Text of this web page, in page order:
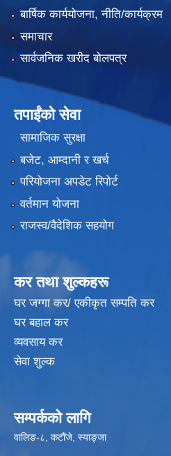
बार्षिक कार्ययोजना, नीति/कार्यक्रम
समाचार
सार्वजनिक खरीद बोलपत्र
तपाईंको सेवा
सामाजिक सुरक्षा
बजेट, आम्दानी र खर्च
परियोजना अपडेट रिपोर्ट
वर्तमान योजना
राजस्व/वैदेशिक सहयोग
कर तथा शुल्कहरू
घर जग्गा कर/ एकीकृत सम्पति कर
घर बहाल कर
व्यवसाय कर
सेवा शुल्क
सम्पर्कको लागि
वालिङ-८, कटौंजे, स्याङ्जा